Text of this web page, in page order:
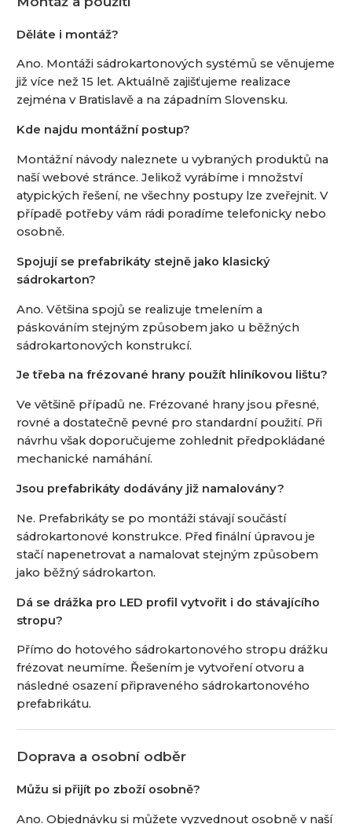
Děláte i montáž?
Ano. Montáži sádrokartonových systémů se věnujeme
již více než 15 let. Aktuálně zajišťujeme realizace
zejména v Bratislavě a na západním Slovensku.
Kde najdu montážní postup?
Montážní návody naleznete u vybraných produktů na
naší webové stránce. Jelikož vyrábíme i množství
atypických řešení, ne všechny postupy lze zveřejnit. V
případě potřeby vám rádi poradíme telefonicky nebo
osobně.
Spojují se prefabrikáty stejně jako klasický
sádrokarton?
Ano. Většina spojů se realizuje tmelením a
páskováním stejným způsobem jako u běžných
sádrokartonových konstrukcí.
Je třeba na frézované hrany použít hliníkovou lištu?
Ve většině případů ne. Frézované hrany jsou přesné,
rovné a dostatečně pevné pro standardní použití. Při
návrhu však doporučujeme zohlednit předpokládané
mechanické namáhání.
Jsou prefabrikáty dodávány již namalovány?
Ne. Prefabrikáty se po montáži stávají součástí
sádrokartonové konstrukce. Před finální úpravou je
stačí napenetrovat a namalovat stejným způsobem
jako běžný sádrokarton.
Dá se drážka pro LED profil vytvořit i do stávajícího
stropu?
Přímo do hotového sádrokartonového stropu drážku
frézovat neumíme. Řešením je vytvoření otvoru a
následné osazení připraveného sádrokartonového
prefabrikátu.
Doprava a osobní odběr
Můžu si přijít po zboží osobně?
Ano. Objednávku si můžete vyzvednout osobně v naší